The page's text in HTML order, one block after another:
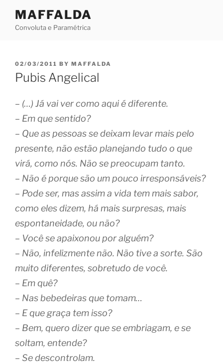
content
MAFFALDA
Convoluta e Paramétrica
POSTED
ON
02/03/2011 BY MAFFALDA
Pubis Angelical
– (…) Já vai ver como aqui é diferente.
– Em que sentido?
– Que as pessoas se deixam levar mais pelo
presente, não estão planejando tudo o que
virá, como nós. Não se preocupam tanto.
– Não é porque são um pouco irresponsáveis?
– Pode ser, mas assim a vida tem mais sabor,
como eles dizem, há mais surpresas, mais
espontaneidade, ou não?
– Você se apaixonou por alguém?
– Não, infelizmente não. Não tive a sorte. São
muito diferentes, sobretudo de você.
– Em quê?
– Nas bebedeiras que tomam…
– E que graça tem isso?
– Bem, quero dizer que se embriagam, e se
soltam, entende?
– Se descontrolam.